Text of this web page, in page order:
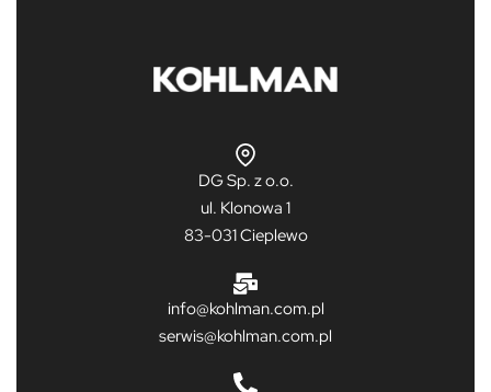
DG Sp. z o.o.
ul. Klonowa 1
83-031 Cieplewo
info@kohlman.com.pl
serwis@kohlman.com.pl